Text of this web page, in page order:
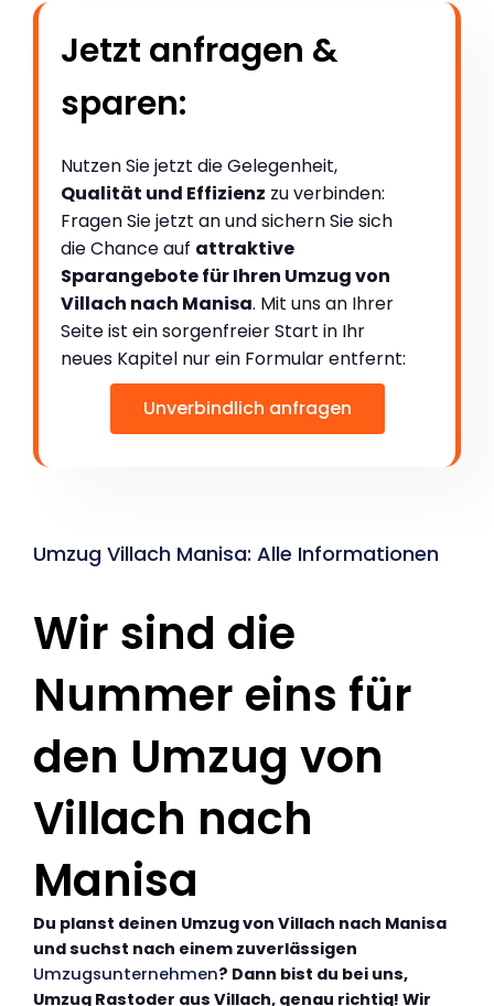
Jetzt anfragen &
sparen:
Nutzen Sie jetzt die Gelegenheit,
Qualität und Effizienz zu verbinden:
Fragen Sie jetzt an und sichern Sie sich
die Chance auf attraktive
Sparangebote für Ihren Umzug von
Villach nach Manisa. Mit uns an Ihrer
Seite ist ein sorgenfreier Start in Ihr
neues Kapitel nur ein Formular entfernt:
Unverbindlich anfragen
Umzug Villach Manisa: Alle Informationen
Wir sind die
Nummer eins für
den Umzug von
Villach nach
Manisa
Du planst deinen Umzug von Villach nach Manisa
und suchst nach einem zuverlässigen
Umzugsunternehmen? Dann bist du bei uns,
Umzug Rastoder aus Villach, genau richtig! Wir